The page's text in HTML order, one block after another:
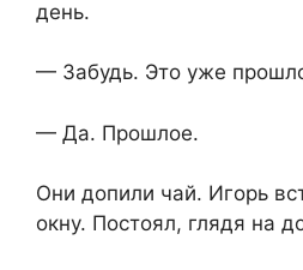
день.
— Забудь. Это уже
— Да. Прошлое.
Они допили чай. Игорь
окну. Постоял, глядя на